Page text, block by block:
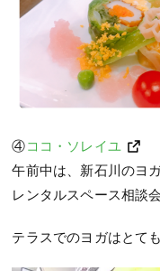
④ココ・ソレイユ
午前中は、新石川のヨ
レンタルスペース相談
テラスでのヨガはとて